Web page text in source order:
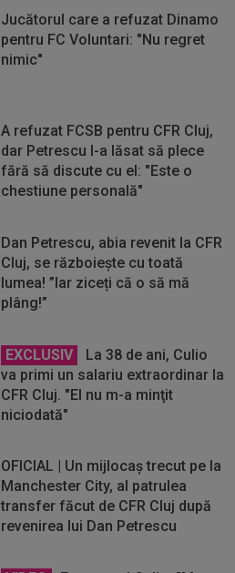
Jucătorul care a refuzat Dinamo
pentru FC Voluntari: "Nu regret
nimic"
A refuzat FCSB pentru CFR Cluj,
dar Petrescu l-a lăsat să plece
fără să discute cu el: "Este o
chestiune personală"
Dan Petrescu, abia revenit la CFR
Cluj, se războiește cu toată
lumea! ”Iar ziceți că o să mă
plâng!”
EXCLUSIV
La 38 de ani, Culio
va primi un salariu extraordinar la
CFR Cluj. "El nu m-a minţit
niciodată"
OFICIAL | Un mijlocaș trecut pe la
Manchester City, al patrulea
transfer făcut de CFR Cluj după
revenirea lui Dan Petrescu